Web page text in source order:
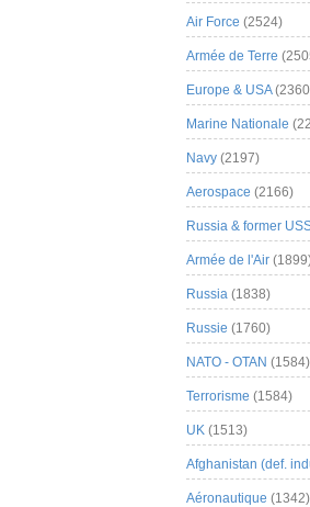
Air Force (2524)
Armée de Terre
Europe & USA
Marine Nationale
Navy (2197)
Aerospace (2166)
Russia & former
Armée de l'Air
Russia (1838)
Russie (1760)
NATO - OTAN (1584)
Terrorisme (1584)
UK (1513)
Afghanistan (def.
Aéronautique (1342)